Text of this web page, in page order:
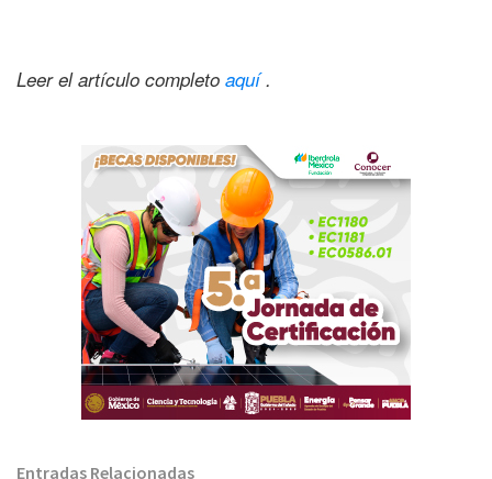
Leer el artículo completo aquí.
Entradas Relacionadas